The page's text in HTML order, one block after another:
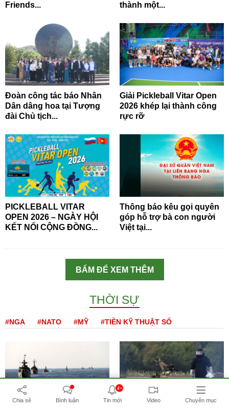
Friends...
thành một...
Đoàn công tác báo Nhân
Dân dâng hoa tại Tượng
đài Chủ tịch...
Giải Pickleball Vitar Open
2026 khép lại thành công
rực rỡ
PICKLEBALL VITAR
OPEN 2026 – NGÀY HỘI
KẾT NỐI CỘNG ĐỒNG...
Thông báo kêu gọi quyên
góp hỗ trợ bà con người
Việt tại...
BẤM ĐỂ XEM THÊM
THỜI SỰ
#NGA #NATO #MỸ #TIỀN KỸ THUẬT SỐ
Chia sẻ Bình luận
4+
Tin mới Video Chuyên mục